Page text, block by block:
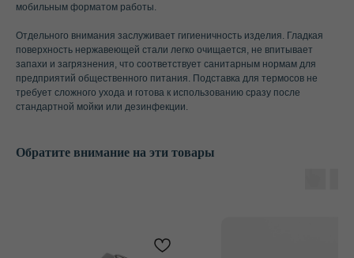
мобильным форматом работы.
Отдельного внимания заслуживает гигиеничность изделия. Гладкая
поверхность нержавеющей стали легко очищается, не впитывает
запахи и загрязнения, что соответствует санитарным нормам для
предприятий общественного питания. Подставка для термосов не
требует сложного ухода и готова к использованию сразу после
стандартной мойки или дезинфекции.
Обратите внимание на эти товары